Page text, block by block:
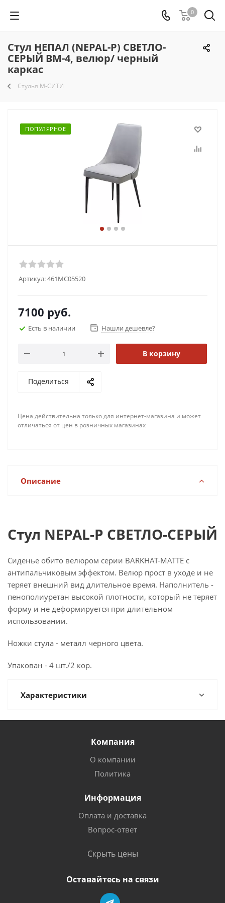
0
Стул НЕПАЛ (NEPAL-P) СВЕТЛО-
СЕРЫЙ BM-4, велюр/ черный
каркас
Стулья М-СИТИ
ПОПУЛЯРНОЕ
Артикул:461MC05520
7100 руб.
Есть в наличии Нашли дешевле?
В корзину
Поделиться
Цена действительна только для интернет-магазина и может
отличаться от цен в розничных магазинах
Описание
Стул NEPAL-P СВЕТЛО-СЕРЫЙ
Сиденье обито велюром серии BARKHAT-MATTE с
антипальчиковым эффектом. Велюр прост в уходе и не
теряет внешний вид длительное время. Наполнитель -
пенополиуретан высокой плотности, который не теряет
форму и не деформируется при длительном
использовании.
Ножки стула - металл черного цвета.
Упакован - 4 шт./2 кор.
Характеристики
Компания
О компании
Политика
Информация
Оплата и доставка
Вопрос-ответ
Скрыть цены
Оставайтесь на связи